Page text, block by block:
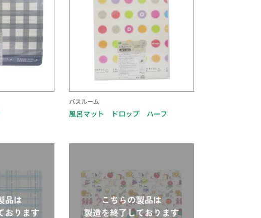
バスルーム
風呂マット ドロップ ハーフ